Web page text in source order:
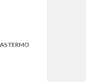
TERMO